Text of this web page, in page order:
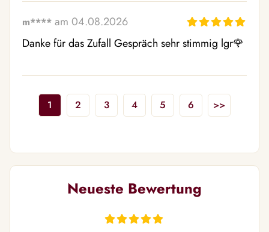
m**** am 04.08.2026
Danke für das Zufall Gespräch sehr stimmig lgr🌹
1 2 3 4 5 6 >>
Neueste Bewertung